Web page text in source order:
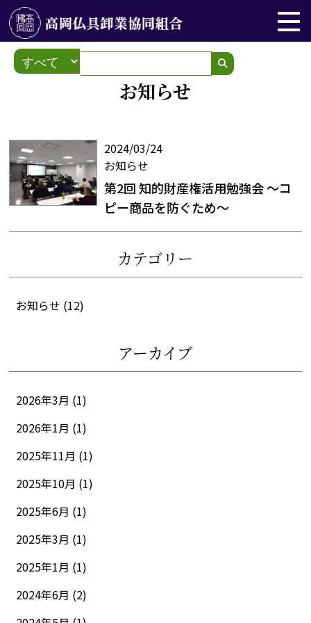
お知らせ
2024/03/24
お知らせ
第2回 知的財産権活用勉強会 ～コ
ピー商品を防ぐため～
カテゴリー
お知らせ (12)
アーカイブ
2026年3月 (1)
2026年1月 (1)
2025年11月 (1)
2025年10月 (1)
2025年6月 (1)
2025年3月 (1)
2025年1月 (1)
2024年6月 (2)